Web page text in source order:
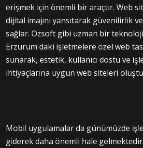
erişmek için önemli bir araçtır. Web
dijital imajını yansıtarak güvenilirlik
sağlar. Ozsoft gibi uzman bir
Erzurum'daki işletmelere özel web
sunarak, estetik, kullanıcı dostu ve
ihtiyaçlarına uygun web siteleri
Mobil uygulamalar da günümüzde
giderek daha önemli hale